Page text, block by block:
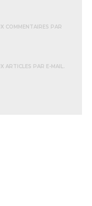
COMMENTAIRES PAR
ARTICLES PAR E-MAIL.